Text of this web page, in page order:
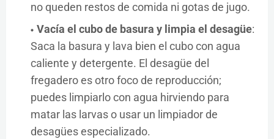
no queden restos de comida ni gotas de jugo.
Vacía el cubo de basura y limpia el desagüe:
Saca la basura y lava bien el cubo con agua
caliente y detergente. El desagüe del
fregadero es otro foco de reproducción;
puedes limpiarlo con agua hirviendo para
matar las larvas o usar un limpiador de
desagües especializado.